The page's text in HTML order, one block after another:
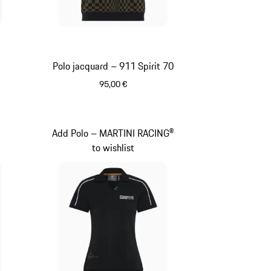
Polo jacquard – 911 Spirit 70
95,00 €
Add Polo – MARTINI RACING®
to wishlist